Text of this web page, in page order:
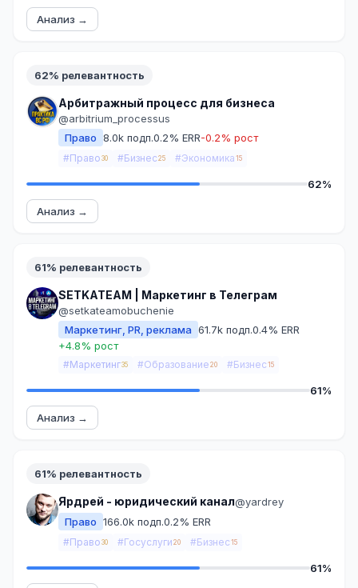
Анализ →
62% релевантность
Арбитражный процесс для бизнеса
@arbitrium_processus
Право 8.0k подп.0.2% ERR-0.2% рост
#Право 30 #Бизнес 25 #Экономика 15
62%
Анализ →
61% релевантность
SETKATEAM | Маркетинг в Телеграм
@setkateamobuchenie
Маркетинг, PR, реклама 61.7k подп.0.4% ERR
+4.8% рост
#Маркетинг35 #Образование 20 #Бизнес 15
61%
Анализ →
61% релевантность
Ярдрей - юридический канал@yardrey
Право 166.0k подп.0.2% ERR
#Право 30 #Госуслуги 20 #Бизнес 15
61%